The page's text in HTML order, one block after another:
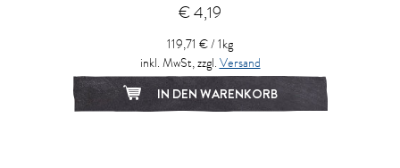
€ 4,19
119,71 € / 1kg
inkl. MwSt, zzgl. Versand
IN DEN WARENKORB